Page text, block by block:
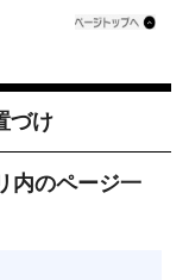
づけ
内のページ一